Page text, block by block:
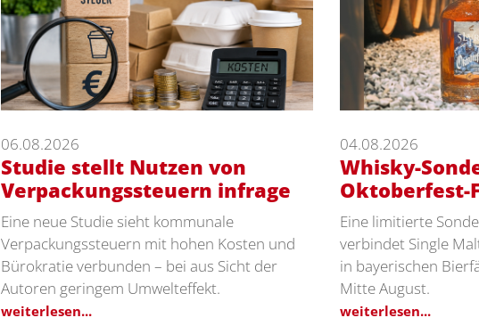
06.08.2026
Studie stellt Nutzen von
Verpackungssteuern infrage
Eine neue Studie sieht kommunale
Verpackungssteuern mit hohen Kosten und
Bürokratie verbunden – bei aus Sicht der
Autoren geringem Umwelteffekt.
weiterlesen...
04.08.2026
Whisky-
Oktoberfest-
Eine limitierte
verbindet Single
in bayerischen
Mitte August.
weiterlesen...